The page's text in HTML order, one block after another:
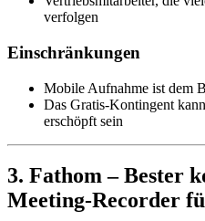
verfolgen
Einschränkungen
Mobile Aufnahme ist dem
Das Gratis-Kontingent
erschöpft sein
3. Fathom – Bester
Meeting-Recorder